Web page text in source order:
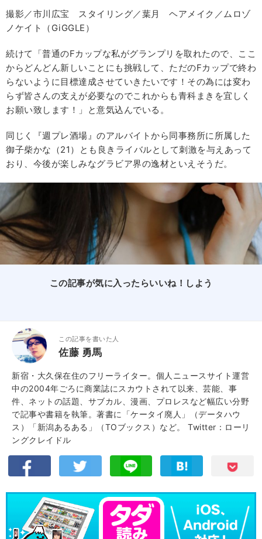
撮影／市川広宝 スタイリング／葉月 ヘアメイク／ムロゾ
ノケイト（GiGGLE）
続けて「普通のFカップな私がグランプリを取れたので、ここ
からどんどん新しいことにも挑戦して、ただのFカップで終わ
らないように目標達成させていきたいです！その為には変わ
らず皆さんの支えが必要なのでこれからも青科まきを宜しく
お願い致します！」と意気込んでいる。
同じく『週プレ酒場』のアルバイトから同事務所に所属した
御子柴かな（21）とも良きライバルとして刺激を与えあって
おり、今後が楽しみなグラビア界の逸材といえそうだ。
この記事が気に入ったらいいね！しよう
この記事を書いた人
佐藤 勇馬
新宿・大久保在住のフリーライター。個人ニュースサイト運営
中の2004年ごろに商業誌にスカウトされて以来、芸能、事
件、ネットの話題、サブカル、漫画、プロレスなど幅広い分野
で記事や書籍を執筆。著書に「ケータイ廃人」（データハウ
ス）「新潟あるある」（TOブックス）など。 Twitter：ローリ
ングクレイドル